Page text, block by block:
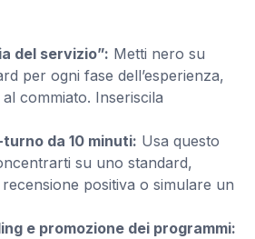
del servizio”: Metti nero su
per ogni fase dell’esperienza,
commiato. Inseriscila
da 10 minuti: Usa questo
su uno standard,
positiva o simulare un
e promozione dei programmi: